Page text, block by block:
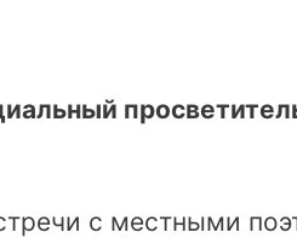
с местными